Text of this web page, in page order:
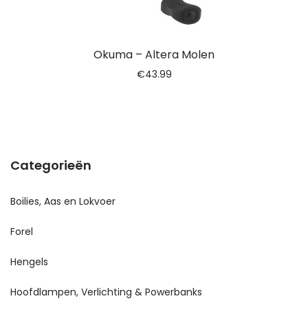
Okuma – Altera Molen
€43.99
Categorieën
Boilies, Aas en Lokvoer
Forel
Hengels
Hoofdlampen, Verlichting & Powerbanks